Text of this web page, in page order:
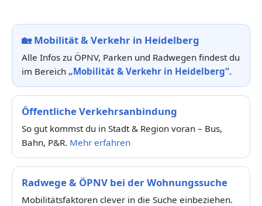
🏡Mobilität & Verkehr in Heidelberg
Alle Infos zu ÖPNV, Parken und Radwegen findest du
im Bereich „Mobilität & Verkehr in Heidelberg“.
Öffentliche Verkehrsanbindung
So gut kommst du in Stadt & Region voran – Bus,
Bahn, P&R. Mehr erfahren
Radwege & ÖPNV bei der Wohnungssuche
Mobilitätsfaktoren clever in die Suche einbeziehen.